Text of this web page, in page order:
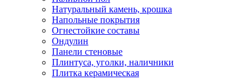
Натуральный камень, крошка
Напольные покрытия
Огнестойкие составы
Ондулин
Панели стеновые
Плинтуса, уголки, наличники
Плитка керамическая